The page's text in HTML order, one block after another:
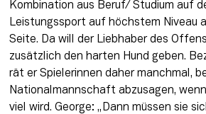
Kombination aus Beruf/ Studium auf
Leistungssport auf höchstem Niveau
Seite. Da will der Liebhaber des
zusätzlich den harten Hund geben.
rät er Spielerinnen daher manchmal,
Nationalmannschaft abzusagen,
viel wird. George: „Dann müssen sie